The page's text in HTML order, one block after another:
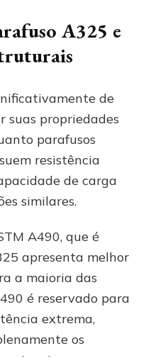
A325 e
de
suas propriedades
parafusos
resistência
de carga
similares.
A490, que é
apresenta melhor
a maioria das
é reservado para
extrema,
os